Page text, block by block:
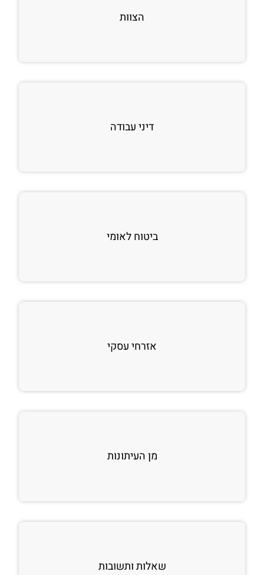
הצוות
דיני עבודה
ביטוח לאומי
אזרחי עסקי
מן העיתונות
שאלות ותשובות